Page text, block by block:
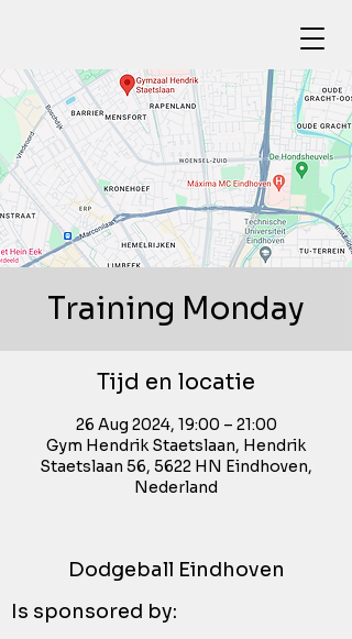
Training Monday
Tijd en locatie
26 Aug 2024, 19:00 – 21:00
Gym Hendrik Staetslaan, Hendrik
Staetslaan 56, 5622 HN Eindhoven,
Nederland
Dodgeball Eindhoven
Is sponsored by: